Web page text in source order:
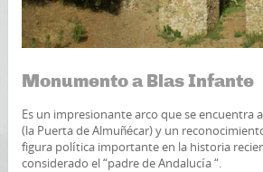
Monumento a Blas Infante
Es un impresionante arco que se encuentra
(la Puerta de Almuñécar) y un
figura política importante en la historia
considerado el “padre de Andalucía “.